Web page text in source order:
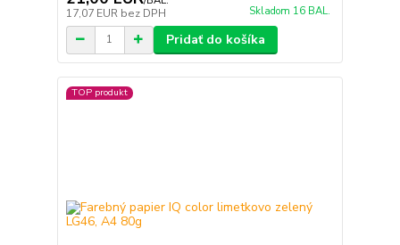
17,07 EUR bez DPH Skladom 16 BAL.
Pridať do košíka
TOP produkt